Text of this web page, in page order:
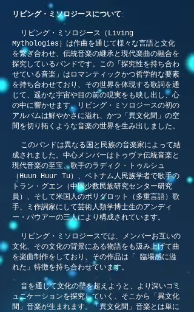
リビング・ミソロジースについて:
リビング・ミソロジース（Living
Mythologies）は作曲を通じて様々な言語と文化
を繋ぎ合わせ、伝統音楽の継承と現代楽曲の融合を
探究しているバンドです。この「探究性を持ち合わ
せている音楽」はロマンティックかつ哲学的な要素
を持ち合わせており、その世界を体現する歌詞を通
じて、遥かな宇宙や目の前の現実をも映し出し、心
の中に響かせます。リビング・ミソロジースの初の
アルバムは鮮やかさに溢れ、かつ「異文化間」の空
間を切り拓くような音楽の世界を生み出しました。
このバンドは異なる国と民族の音楽家によって結
成されました。中心メンバーはトゥヴァ伝統音楽と
現代音楽の至宝、歌手のラディク・トゥルシュ
（Huun Huur Tu）、ベトナム人民族学者で歌手の
トラン・グエン（中国少数民族研究センター研究
員）、そして米国人のポリグロット（多重言語）歌
手、ミ作詞家にして芸術人類学博士生のアンディ
ー・バウアーの三人により構成されています。
リビング・ミソロジースでは、メンバーお互いの
文化、その文化の背景にある物語をも汲み上げて曲
を楽曲制作をしており、その作品は「 臨場感に溢
れた」特徴を持ち合わせています。
音を通じて文化の壁を超えようと、より深いコミ
ュニケーションを探究していく、そこから「異文化
間」音楽が生まれます。「異文化間」音楽とは単に